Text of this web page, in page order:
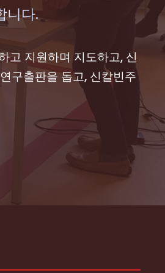
니다.
고 지원하며 지도하고, 신
구출판을 돕고, 신칼빈주